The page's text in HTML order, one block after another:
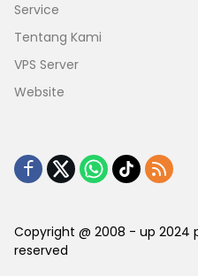
Service
Tentang Kami
VPS Server
Website
Copyright @ 2008 - up 2024
reserved